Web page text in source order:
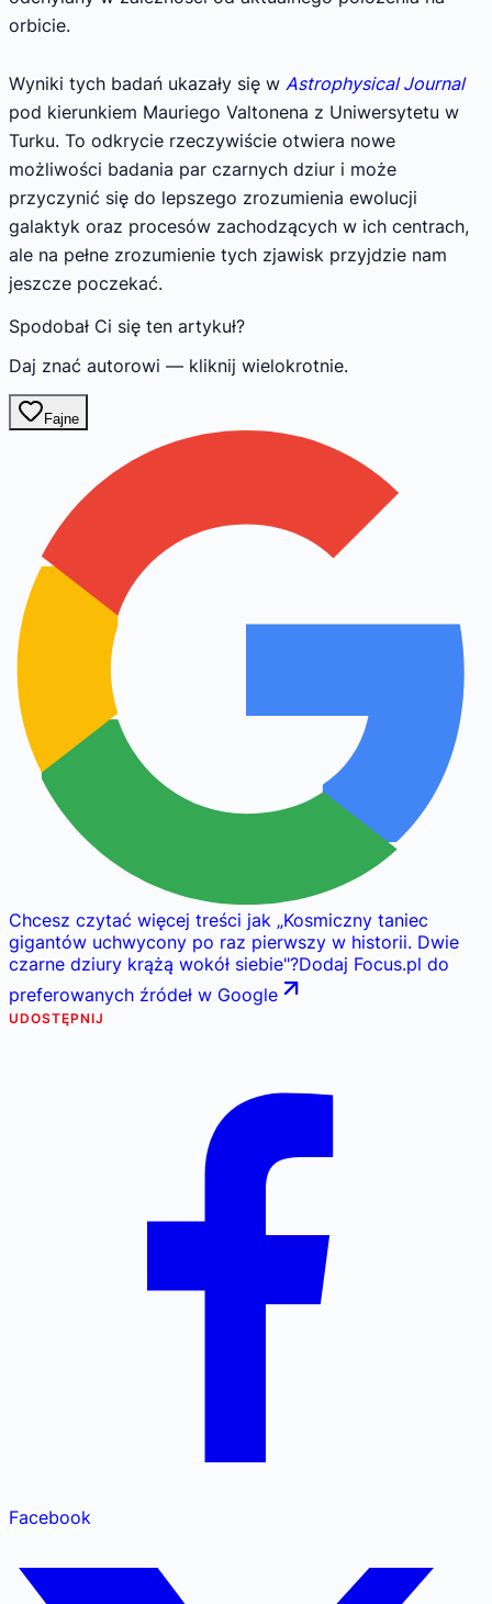
orbicie.
Wyniki tych badań ukazały się w Astrophysical Journal
pod kierunkiem Mauriego Valtonena z Uniwersytetu w
Turku. To odkrycie rzeczywiście otwiera nowe
możliwości badania par czarnych dziur i może
przyczynić się do lepszego zrozumienia ewolucji
galaktyk oraz procesów zachodzących w ich centrach,
ale na pełne zrozumienie tych zjawisk przyjdzie nam
jeszcze poczekać.
Spodobał Ci się ten artykuł?
Daj znać autorowi — kliknij wielokrotnie.
Fajne
Chcesz czytać więcej treści jak „Kosmiczny taniec
gigantów uchwycony po raz pierwszy w historii. Dwie
czarne dziury krążą wokół siebie"?Dodaj Focus.pl do
preferowanych źródeł w Google
UDOSTĘPNIJ
Facebook